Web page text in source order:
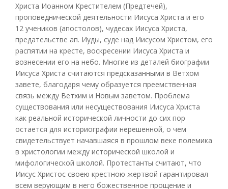
Христа Иоанном Крестителем (Предтечей),
проповеднической деятельности Иисуса Христа и его
12 учеников (апостолов), чудесах Иисуса Христа,
предательстве ап. Иуды, суде над Иисусом Христом, его
распятии на кресте, воскресении Иисуса Христа и
вознесении его на небо. Многие из деталей биографии
Иисуса Христа считаются предсказанными в Ветхом
завете, благодаря чему образуется преемственная
связь между Ветхим и Новым заветом. Проблема
существования или несуществования Иисуса Христа
как реальной исторической личности до сих пор
остается для историографии нерешенной, о чем
свидетельствует начавшаяся в прошлом веке полемика
в христологии между исторической школой и
мифологической школой. Протестанты считают, что
Иисус Христос своею крестною жертвой гарантировал
всем верующим в него божественное прощение и